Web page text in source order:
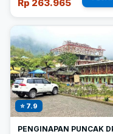
Rp 263.965
⭐ 7.9
PENGINAPAN PUNCAK